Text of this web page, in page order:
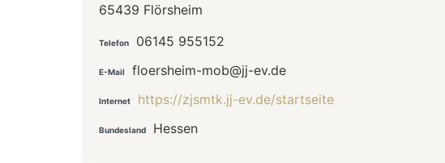
65439 Flörsheim
Telefon 06145 955152
E-Mail floersheim-mob@jj-ev.de
Internet https://zjsmtk.jj-ev.de/startseite
Bundesland Hessen